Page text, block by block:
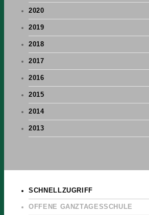
2020
2019
2018
2017
2016
2015
2014
2013
SCHNELLZUGRIFF
OFFENE GANZTAGESSCHULE